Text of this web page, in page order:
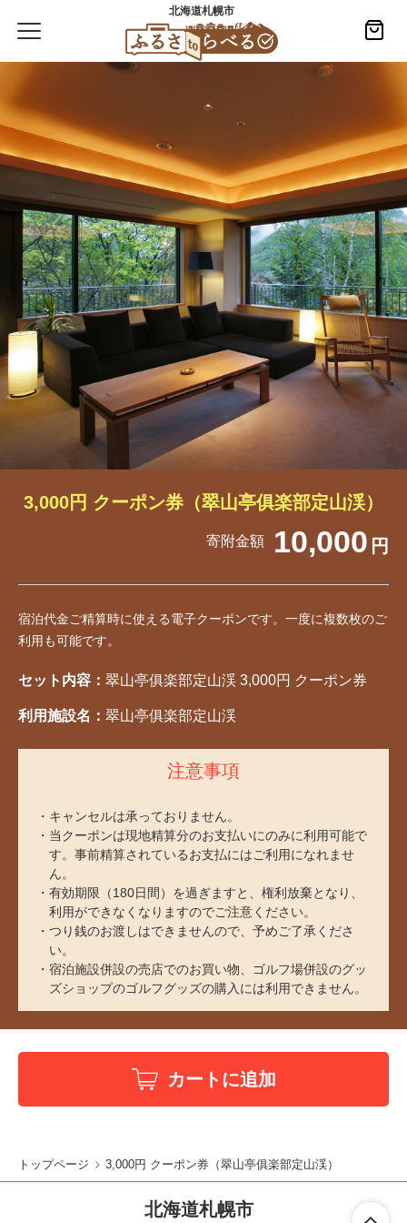
北海道札幌市
3,000円 クーポン券（翠山亭俱楽部定山渓）
寄附金額 10,000 円
宿泊代金ご精算時に使える電子クーポンです。一度に複数枚のご
利用も可能です。
セット内容： 翠山亭俱楽部定山渓 3,000円 クーポン券
利用施設名： 翠山亭俱楽部定山渓
注意事項
キャンセルは承っておりません。
当クーポンは現地精算分のお支払いにのみに利用可能で
す。事前精算されているお支払にはご利用になれませ
ん。
有効期限（180日間）を過ぎますと、権利放棄となり、
利用ができなくなりますのでご注意ください。
つり銭のお渡しはできませんので、予めご了承くださ
い。
宿泊施設併設の売店でのお買い物、ゴルフ場併設のグッ
ズショップのゴルフグッズの購入には利用できません。
カートに追加
トップページ 3,000円 クーポン券（翠山亭俱楽部定山渓）
北海道札幌市